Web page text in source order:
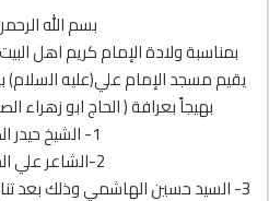
بسم الله
بمناسبة ولادة الإمام كريم اهل
يقيم مسجد الإمام علي(علیه السلام)
بهيجاً بعرافة ( الحاج ابو
1- الشيخ حيدر الكاظمي
2-الشاعر علي المنصوري
3- السيد حسين الهاشمي وذلك بعد